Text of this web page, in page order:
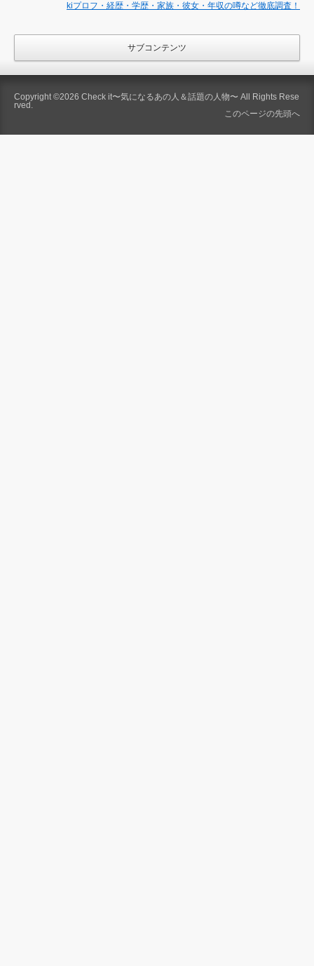
kiプロフ・経歴・学歴・家族・彼女・年収の噂など徹底調査！
サブコンテンツ
Copyright ©2026 Check it〜気になるあの人＆話題の人物〜 All Rights Rese
rved.
このページの先頭へ